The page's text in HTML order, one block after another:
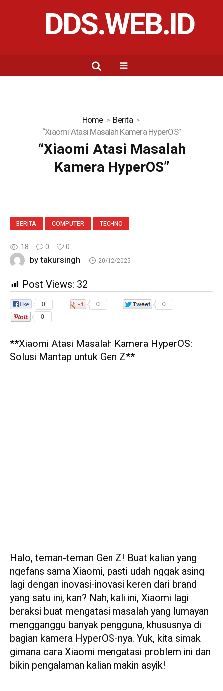
DDS.WEB.ID
Home
Berita
“Xiaomi Atasi Masalah Kamera HyperOS”
“Xiaomi Atasi Masalah
Kamera HyperOS”
BERITA COMPUTER TECHNO
18 0 0
bytakursingh 20/12/2025
Post Views: 32
0 0
0
0
**Xiaomi Atasi Masalah Kamera HyperOS:
Solusi Mantap untuk Gen Z**
Halo, teman-teman Gen Z! Buat kalian yang
ngefans sama Xiaomi, pasti udah nggak asing
lagi dengan inovasi-inovasi keren dari brand
yang satu ini, kan? Nah, kali ini, Xiaomi lagi
beraksi buat mengatasi masalah yang lumayan
mengganggu banyak pengguna, khususnya di
bagian kamera HyperOS-nya. Yuk, kita simak
gimana cara Xiaomi mengatasi problem ini dan
bikin pengalaman kalian makin asyik!